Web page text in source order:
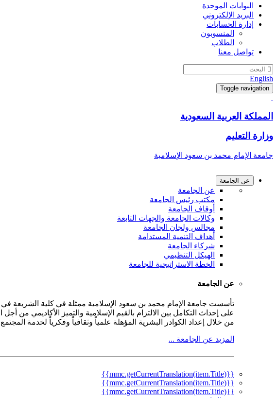
البوابات الموحدة
البريد الإلكتروني
إدارة الحسابات
المنسوبون
الطلاب
تواصل معنا
English
Toggle navigation
المملكة العربية السعودية
وزارة التعليم
جامعة الإمام محمد بن سعود الإسلامية
عن الجامعة
عن الجامعة
مكتب رئيس الجامعة
أوقاف الجامعة
وكالات الجامعة والجهات التابعة
مجالس ولجان الجامعة
أهداف التنمية المستدامة
شركاء الجامعة
الهيكل التنظيمي
الخطة الاستراتيجية للجامعة
عن الجامعة
على إحداث التكامل بين الالتزام بالقيم الإسلامية والتميز الأكاديمي من
من خلال إعداد الكوادر البشرية المؤهلة علمياً وثقافياً وفكرياً لخدمة
المزيد عن الجامعة ...
{{mmc.getCurrentTranslation(item.Title)}}
{{mmc.getCurrentTranslation(item.Title)}}
{{mmc.getCurrentTranslation(item.Title)}}